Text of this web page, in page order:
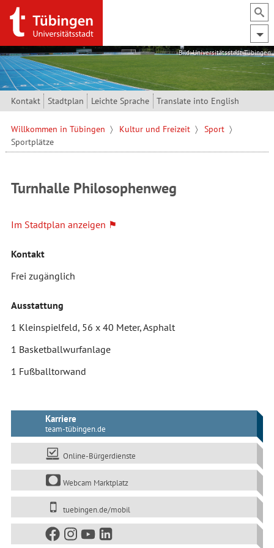
Direkt zum Inhalt
Bild: Universitätsstadt Tübingen
Kontakt Stadtplan Leichte Sprache Translate into English
Willkommen in Tübingen Kultur und Freizeit
Sport
Sportplätze
Turnhalle Philosophenweg
Im Stadtplan anzeigen
Kontakt
Frei zugänglich
Ausstattung
1 Kleinspielfeld, 56 x 40 Meter, Asphalt
1 Basketballwurfanlage
1 Fußballtorwand
Karriere
team-tübingen.de
Online-Bürgerdienste
Webcam Marktplatz
tuebingen.de/mobil